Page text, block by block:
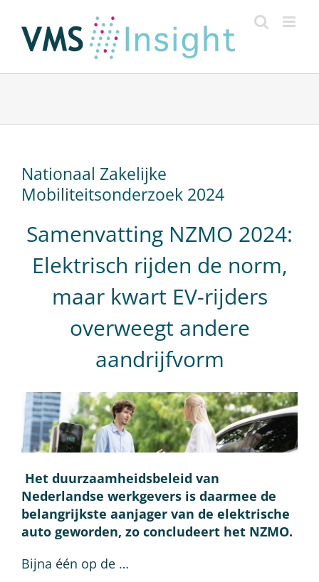
naar
inhoud
Nationaal Zakelijke
Mobiliteitsonderzoek 2024
Samenvatting NZMO 2024:
Elektrisch rijden de norm,
maar kwart EV-rijders
overweegt andere
aandrijfvorm
Het duurzaamheidsbeleid van
Nederlandse werkgevers is daarmee de
belangrijkste aanjager van de elektrische
auto geworden, zo concludeert het NZMO.
Bijna één op de …